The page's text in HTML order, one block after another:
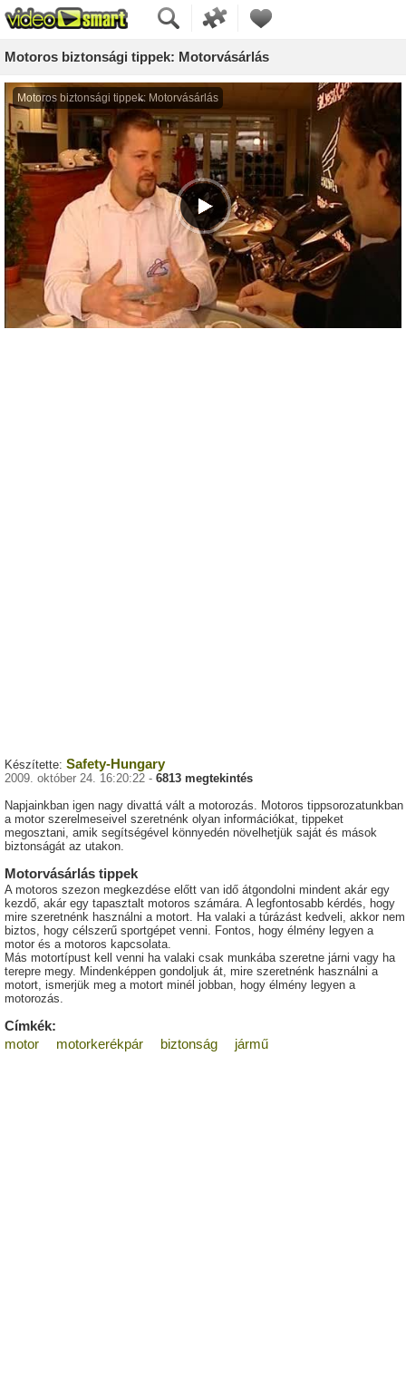
Motoros biztonsági tippek: Motorvásárlás
Készítette: Safety-Hungary
2009. október 24. 16:20:22 - 6813 megtekintés
Napjainkban igen nagy divattá vált a motorozás. Motoros tippsorozatunkban
a motor szerelmeseivel szeretnénk olyan információkat, tippeket
megosztani, amik segítségével könnyedén növelhetjük saját és mások
biztonságát az utakon.
Motorvásárlás tippek
A motoros szezon megkezdése előtt van idő átgondolni mindent akár egy
kezdő, akár egy tapasztalt motoros számára. A legfontosabb kérdés, hogy
mire szeretnénk használni a motort. Ha valaki a túrázást kedveli, akkor nem
biztos, hogy célszerű sportgépet venni. Fontos, hogy élmény legyen a
motor és a motoros kapcsolata.
Más motortípust kell venni ha valaki csak munkába szeretne járni vagy ha
terepre megy. Mindenképpen gondoljuk át, mire szeretnénk használni a
motort, ismerjük meg a motort minél jobban, hogy élmény legyen a
motorozás.
Címkék:
motor
motorkerékpár biztonság jármű